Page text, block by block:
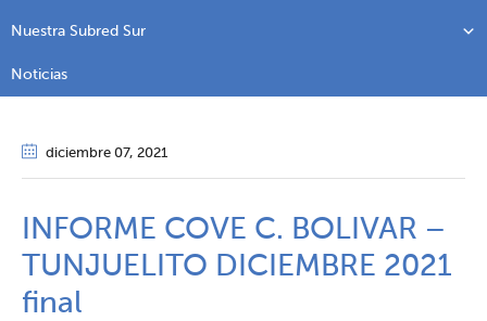
Nuestra Subred Sur
Noticias
diciembre 07, 2021
INFORME COVE C. BOLIVAR –
TUNJUELITO DICIEMBRE 2021
final